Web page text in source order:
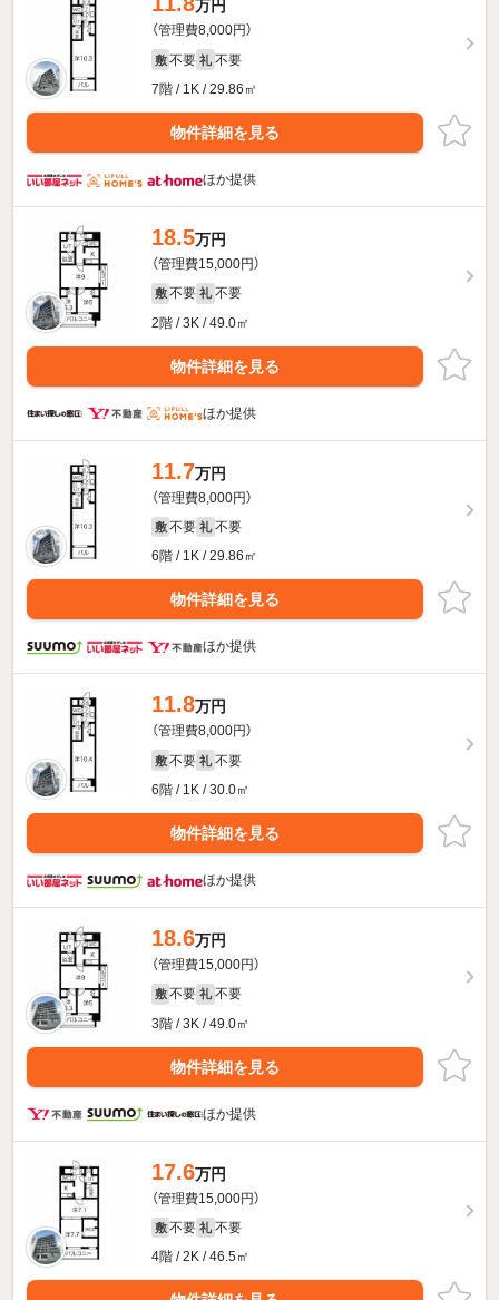
万円
（管理費8,000円）
敷 不要 礼 不要
7階 / 1K / 29.86㎡
物件詳細を見る
ほか提供
18.5万円
（管理費15,000円）
敷 不要 礼 不要
2階 / 3K / 49.0㎡
物件詳細を見る
ほか提供
11.7万円
（管理費8,000円）
敷 不要 礼 不要
6階 / 1K / 29.86㎡
物件詳細を見る
ほか提供
11.8万円
（管理費8,000円）
敷 不要 礼 不要
6階 / 1K / 30.0㎡
物件詳細を見る
ほか提供
18.6万円
（管理費15,000円）
敷 不要 礼 不要
3階 / 3K / 49.0㎡
物件詳細を見る
ほか提供
17.6万円
（管理費15,000円）
敷 不要 礼 不要
4階 / 2K / 46.5㎡